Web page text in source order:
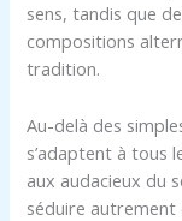
sens, tandis que
compositions
tradition.
Au-delà des
s’adaptent à tous
aux audacieux du
séduire autrement